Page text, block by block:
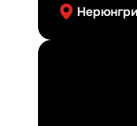
Нерюнгри